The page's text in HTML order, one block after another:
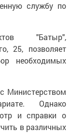
службу по
"Батыр",
25, позволяет
необходимых
Министерством
Однако
и справки о
в различных